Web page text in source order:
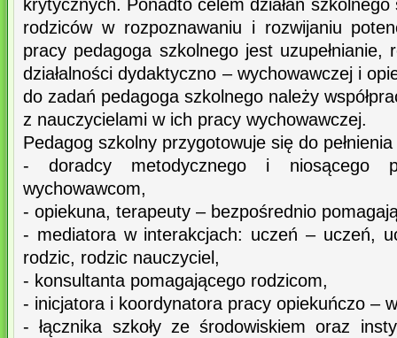
krytycznych. Ponadto celem działań
rodziców w rozpoznawaniu i rozwijaniu
pracy pedagoga szkolnego jest uzupełnianie,
działalności dydaktyczno – wychowawczej i
do zadań pedagoga szkolnego należy
z nauczycielami w ich pracy wychowawczej.
Pedagog szkolny przygotowuje się do
- doradcy metodycznego i niosącego
wychowawcom,
- opiekuna, terapeuty – bezpośrednio
- mediatora w interakcjach: uczeń – uczeń,
rodzic, rodzic nauczyciel,
- konsultanta pomagającego rodzicom,
- inicjatora i koordynatora pracy opiekuńczo –
- łącznika szkoły ze środowiskiem oraz